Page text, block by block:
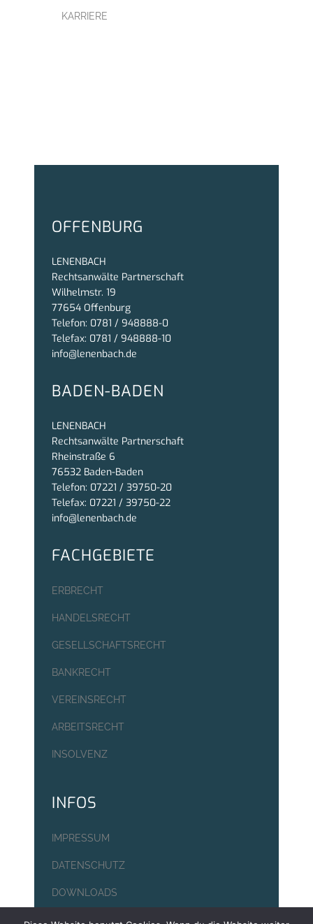
KARRIERE
OFFENBURG
LENENBACH
Rechtsanwälte Partnerschaft
Wilhelmstr. 19
77654 Offenburg
Telefon: 0781 / 948888-0
Telefax: 0781 / 948888-10
info@lenenbach.de
BADEN-BADEN
LENENBACH
Rechtsanwälte Partnerschaft
Rheinstraße 6
76532 Baden-Baden
Telefon: 07221 / 39750-20
Telefax: 07221 / 39750-22
info@lenenbach.de
FACHGEBIETE
ERBRECHT
HANDELSRECHT
GESELLSCHAFTSRECHT
BANKRECHT
VEREINSRECHT
ARBEITSRECHT
INSOLVENZ
INFOS
IMPRESSUM
DATENSCHUTZ
DOWNLOADS